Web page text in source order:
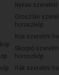
Nyilas szerelmi
Oroszlán
horoszkóp
Kos szerelmi
Skorpió szerelmi
horoszkóp
Rák szerelmi